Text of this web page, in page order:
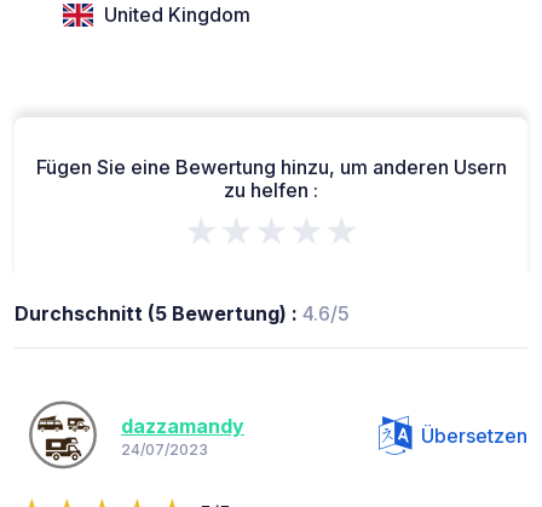
United Kingdom
Fügen Sie eine Bewertung hinzu, um anderen Usern
zu helfen :
★★★★★
Durchschnitt (5 Bewertung) : 4.6/5
dazzamandy
24/07/2023
Übersetzen